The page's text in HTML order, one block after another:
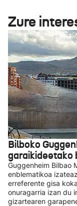
Zure
Bilboko
garaikideetako
Guggenheim Bilbao
enblematikoa
erreferente gisa
onuragarria izan du
gizartearen